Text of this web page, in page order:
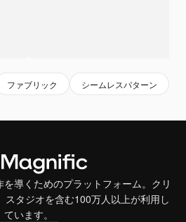
ファブリック シームレスパターン
導くためのプラットフォーム。クリ
スタジオを含む100万人以上が利用し
ています。